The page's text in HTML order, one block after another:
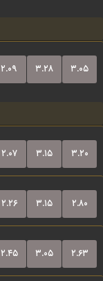
۲.۰۹ ۳.۲۸ ۳.۰۵
۲.۰۷ ۳.۱۵ ۳.۲۰
۲.۲۶ ۳.۱۵ ۲.۸۰
۲.۴۵ ۳.۰۵ ۲.۶۳